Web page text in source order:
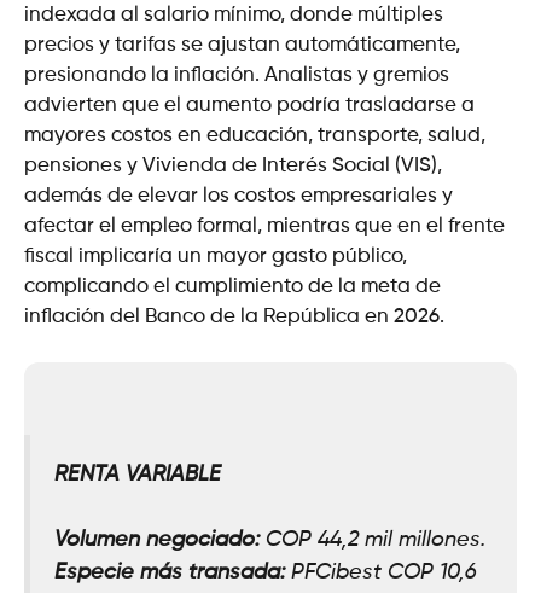
indexada al salario mínimo, donde múltiples
precios y tarifas se ajustan automáticamente,
presionando la inflación. Analistas y gremios
advierten que el aumento podría trasladarse a
mayores costos en educación, transporte, salud,
pensiones y Vivienda de Interés Social (VIS),
además de elevar los costos empresariales y
afectar el empleo formal, mientras que en el frente
fiscal implicaría un mayor gasto público,
complicando el cumplimiento de la meta de
inflación del Banco de la República en 2026.
RENTA VARIABLE
Volumen negociado: COP 44,2 mil millones.
Especie más transada: PFCibest COP 10,6